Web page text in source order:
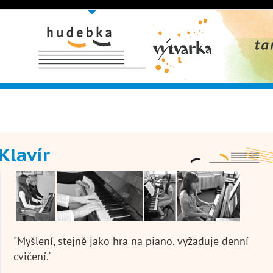
Hudební obor Výtvarný
obor
Taneční
Klavír
"Myšlení, stejně jako hra na piano, vyžaduje denní
cvičení."